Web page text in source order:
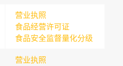
营业执照
食品经营许可证
食品安全监督量化分级
营业执照